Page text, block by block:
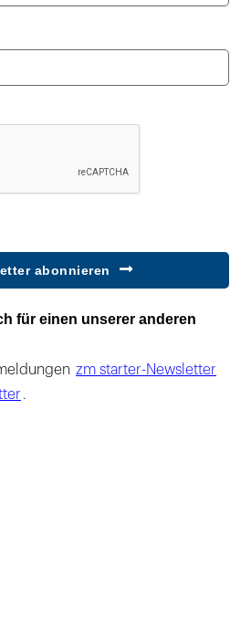
abonnieren
für einen unserer anderen
zm starter-Newsletter
.